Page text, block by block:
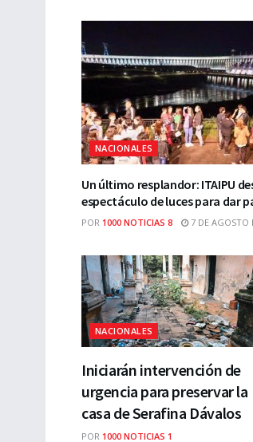
NACIONALES
Un último resplandor: ITAIPU
espectáculo de luces para dar
POR 1000 NOTICIAS 8 7 DE AGOSTO
NACIONALES
Iniciarán intervención de
urgencia para preservar la
casa de Serafina Dávalos
POR 1000 NOTICIAS 1